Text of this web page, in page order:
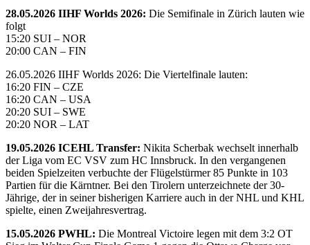
28.05.2026 IIHF Worlds 2026: Die Semifinale in Zürich lauten wie
folgt
15:20 SUI – NOR
20:00 CAN – FIN
26.05.2026 IIHF Worlds 2026: Die Viertelfinale lauten:
16:20 FIN – CZE
16:20 CAN – USA
20:20 SUI – SWE
20:20 NOR – LAT
19.05.2026 ICEHL Transfer: Nikita Scherbak wechselt innerhalb
der Liga vom EC VSV zum HC Innsbruck. In den vergangenen
beiden Spielzeiten verbuchte der Flügelstürmer 85 Punkte in 103
Partien für die Kärntner. Bei den Tirolern unterzeichnete der 30-
Jährige, der in seiner bisherigen Karriere auch in der NHL und KHL
spielte, einen Zweijahresvertrag.
15.05.2026 PWHL: Die Montreal Victoire legen mit dem 3:2 OT